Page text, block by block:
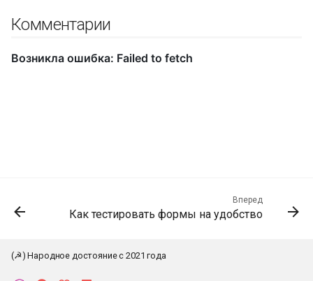
Комментарии
К началу
Вперед
Как тестировать формы на удобство
(☭) Народное достояние с 2021 года